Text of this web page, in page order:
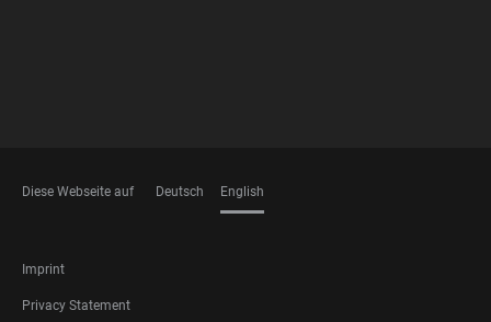
Diese Webseite auf Deutsch English
FOOTER
LEGAL
Imprint
Privacy Statement